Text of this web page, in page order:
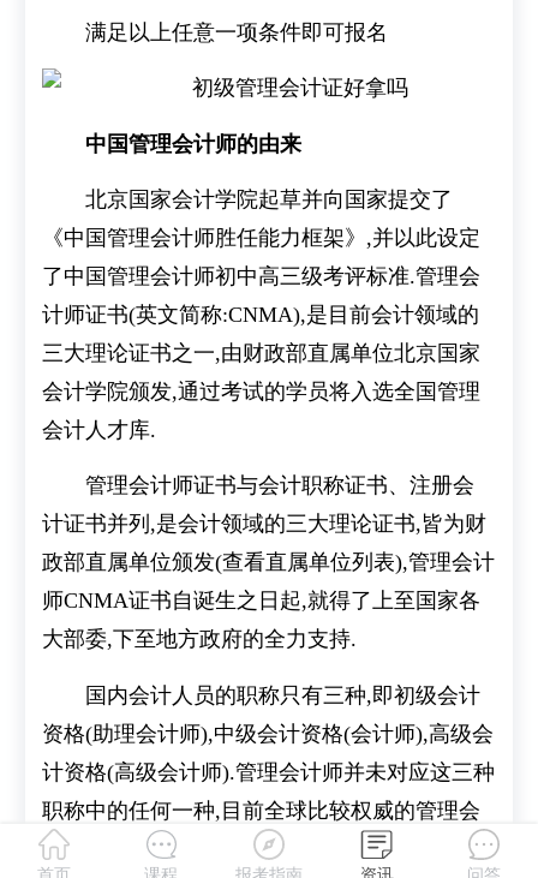
满足以上任意一项条件即可报名
中国管理会计师的由来
北京国家会计学院起草并向国家提交了
《中国管理会计师胜任能力框架》,并以此设定
了中国管理会计师初中高三级考评标准.管理会
计师证书(英文简称:CNMA),是目前会计领域的
三大理论证书之一,由财政部直属单位北京国家
会计学院颁发,通过考试的学员将入选全国管理
会计人才库.
管理会计师证书与会计职称证书、注册会
计证书并列,是会计领域的三大理论证书,皆为财
政部直属单位颁发(查看直属单位列表),管理会计
师CNMA证书自诞生之日起,就得了上至国家各
大部委,下至地方政府的全力支持.
国内会计人员的职称只有三种,即初级会计
资格(助理会计师),中级会计资格(会计师),高级会
计资格(高级会计师).管理会计师并未对应这三种
职称中的任何一种,目前全球比较权威的管理会
计证书是美国注册管理会计师CMA.
首页 课程 报考指南 资讯 问答